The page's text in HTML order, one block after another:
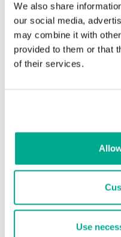
We also share
our social media,
may combine it with
provided to them or that
of their services.
Use
INFORMES
BlindEagle vuela alto en
del APT BlindEagle. Grupo